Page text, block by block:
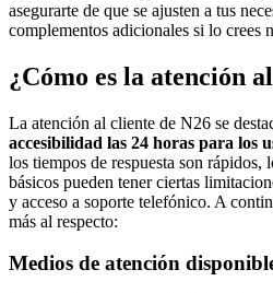
asegurarte de que se ajusten a tus
complementos adicionales si lo crees
¿Cómo es la atención
La atención al cliente de N26 se
accesibilidad las 24 horas para los
los tiempos de respuesta son rápidos,
básicos pueden tener ciertas
y acceso a soporte telefónico. A
más al respecto:
Medios de atención